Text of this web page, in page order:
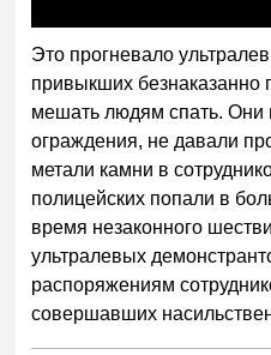
Это прогневало
привыкших безнаказанно
мешать людям спать. Они
ограждения, не давали
метали камни в
полицейских попали в
время незаконного
ультралевых
распоряжениям
совершавших